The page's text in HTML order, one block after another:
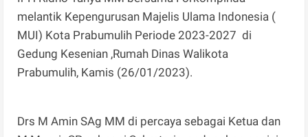
melantik Kepengurusan Majelis Ulama Indonesia (
MUI) Kota Prabumulih Periode 2023-2027 di
Gedung Kesenian ,Rumah Dinas Walikota
Prabumulih, Kamis (26/01/2023).
Drs M Amin SAg MM di percaya sebagai Ketua dan